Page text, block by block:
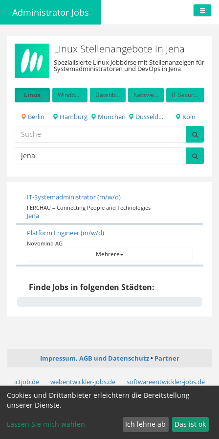
Administrator Jobs
Linux Stellenangebote in Jena
Spezialisierte Linux Jobbörse mit Stellenanzeigen für
Systemadministratoren und DevOps in Jena
Linux Windows Server Datenbanken Netzwerkadministration IT Security / Auditing
Berlin Hamburg München Düsseldorf Köln
IT-Systemadministrator (m/w/d)
FERCHAU – Connecting People and Technologies
Jena
Platform Engineer (m/w/d)
Novomind AG
Mehrere
Finde Jobs in folgenden Städten:
Impressum, AGB und Datenschutz Partner
ictjob.de webentwickler-jobs.de
softwareentwickler-jobs.de
mediengestalter-jobs.de
Cookies und Drittanbieter erleichtern die Bereitstellung
unserer Dienste.
Lassen Sie mich wählen Ich lehne ab Das ist ok